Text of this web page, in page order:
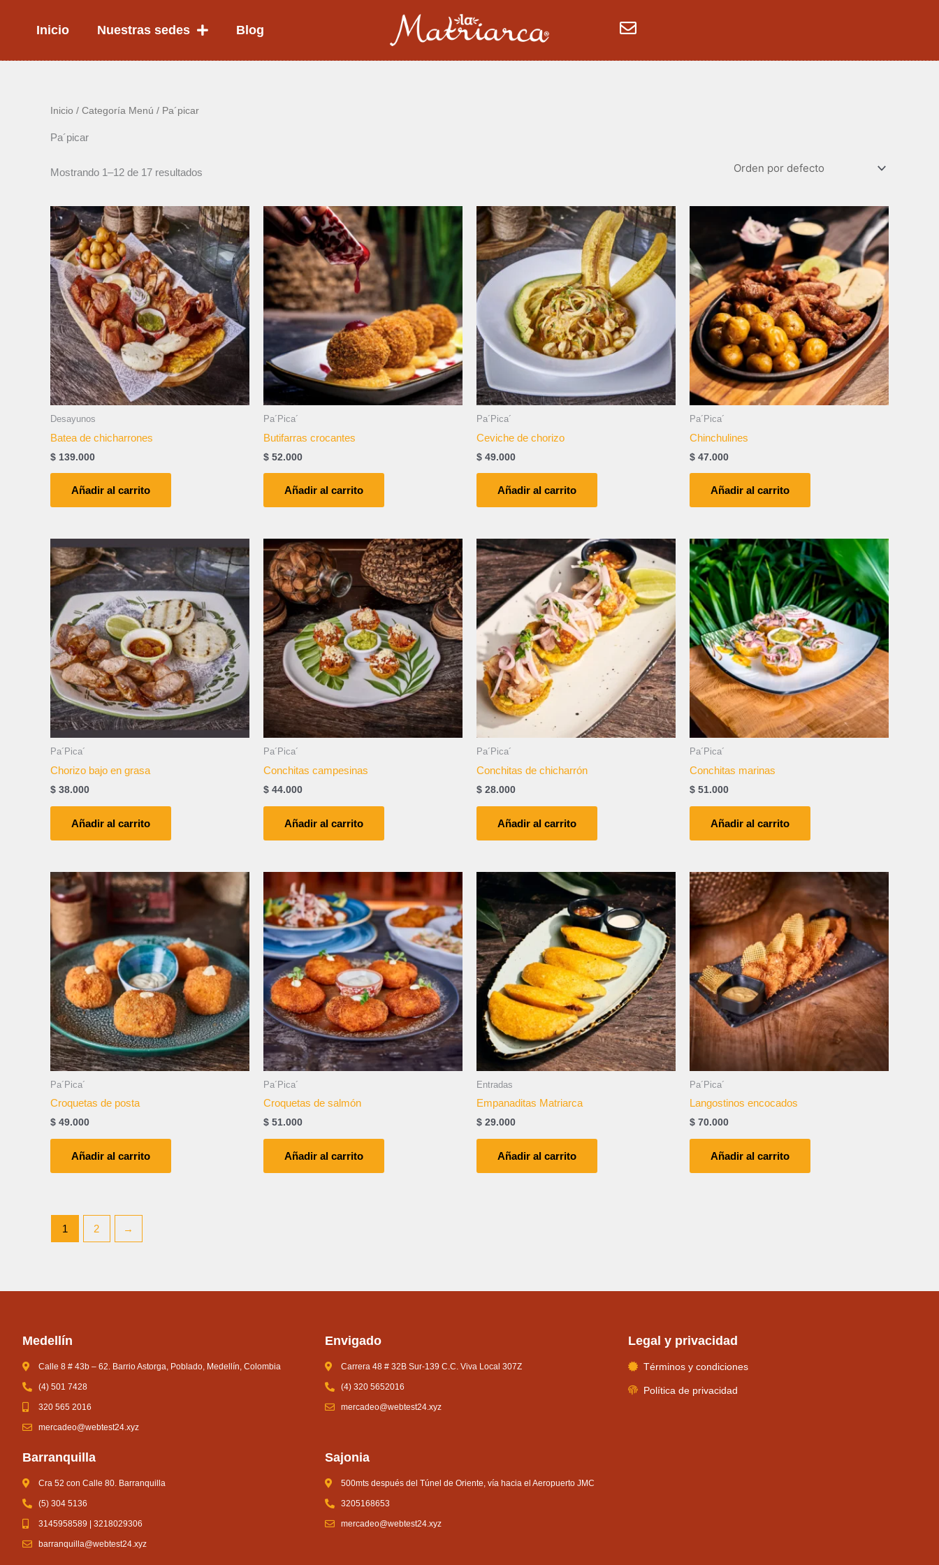
Inicio Nuestras sedes Blog
Inicio / Categoría Menú / Pa´picar
Pa´picar
Mostrando 1–12 de 17 resultados
Desayunos
Batea de chicharrones
$ 139.000
Añadir al carrito
Pa´Pica´
Butifarras crocantes
$ 52.000
Añadir al carrito
Pa´Pica´
Ceviche de chorizo
$ 49.000
Añadir al carrito
Pa´Pica´
Chinchulines
$ 47.000
Añadir al carrito
Pa´Pica´
Chorizo bajo en grasa
$ 38.000
Añadir al carrito
Pa´Pica´
Conchitas campesinas
$ 44.000
Añadir al carrito
Pa´Pica´
Conchitas de chicharrón
$ 28.000
Añadir al carrito
Pa´Pica´
Conchitas marinas
$ 51.000
Añadir al carrito
Pa´Pica´
Croquetas de posta
$ 49.000
Añadir al carrito
Pa´Pica´
Croquetas de salmón
$ 51.000
Añadir al carrito
Entradas
Empanaditas Matriarca
$ 29.000
Añadir al carrito
Pa´Pica´
Langostinos encocados
$ 70.000
Añadir al carrito
1 2 →
Medellín
Calle 8 # 43b – 62. Barrio Astorga, Poblado, Medellín, Colombia
(4) 501 7428
320 565 2016
mercadeo@webtest24.xyz
Envigado
Carrera 48 # 32B Sur-139 C.C. Viva Local 307Z
(4) 320 5652016
mercadeo@webtest24.xyz
Legal y privacidad
Términos y condiciones
Política de privacidad
Barranquilla
Cra 52 con Calle 80. Barranquilla
(5) 304 5136
3145958589 | 3218029306
barranquilla@webtest24.xyz
Sajonia
500mts después del Túnel de Oriente, vía hacia el Aeropuerto JMC
3205168653
mercadeo@webtest24.xyz